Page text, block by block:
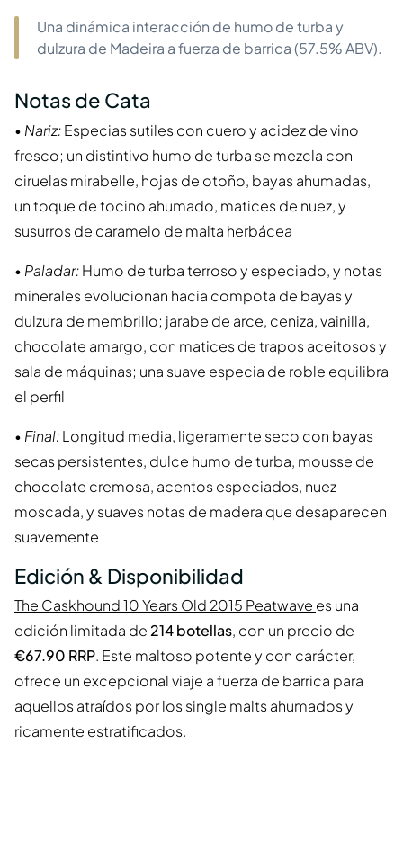
Una dinámica interacción de humo de turba y
dulzura de Madeira a fuerza de barrica (57.5% ABV).
Notas de Cata
• Nariz:Especias sutiles con cuero y acidez de vino
fresco; un distintivo humo de turba se mezcla con
ciruelas mirabelle, hojas de otoño, bayas ahumadas,
un toque de tocino ahumado, matices de nuez, y
susurros de caramelo de malta herbácea
• Paladar:Humo de turba terroso y especiado, y notas
minerales evolucionan hacia compota de bayas y
dulzura de membrillo; jarabe de arce, ceniza, vainilla,
chocolate amargo, con matices de trapos aceitosos y
sala de máquinas; una suave especia de roble equilibra
el perfil
• Final:Longitud media, ligeramente seco con bayas
secas persistentes, dulce humo de turba, mousse de
chocolate cremosa, acentos especiados, nuez
moscada, y suaves notas de madera que desaparecen
suavemente
Edición & Disponibilidad
The Caskhound 10 Years Old 2015 Peatwave es una
edición limitada de214 botellas, con un precio de
€67.90 RRP. Este maltoso potente y con carácter,
ofrece un excepcional viaje a fuerza de barrica para
aquellos atraídos por los single malts ahumados y
ricamente estratificados.